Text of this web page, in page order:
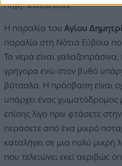
Πηγή: Shutterstock
Η παραλία του Αγίου
παραλία στη Νότια Εύβοια
Τα νερά είναι
γρήγορα ενώ στον βυθό
βότσαλα. Η πρόσβαση είναι
υπάρχει ένας χωματόδρομος
επίσης λίγο πριν φτάσετε
περάσετε από ένα μικρό
καταλήγει σε μια πολύ μικρή
που τελειώνει εκεί ακριβώς